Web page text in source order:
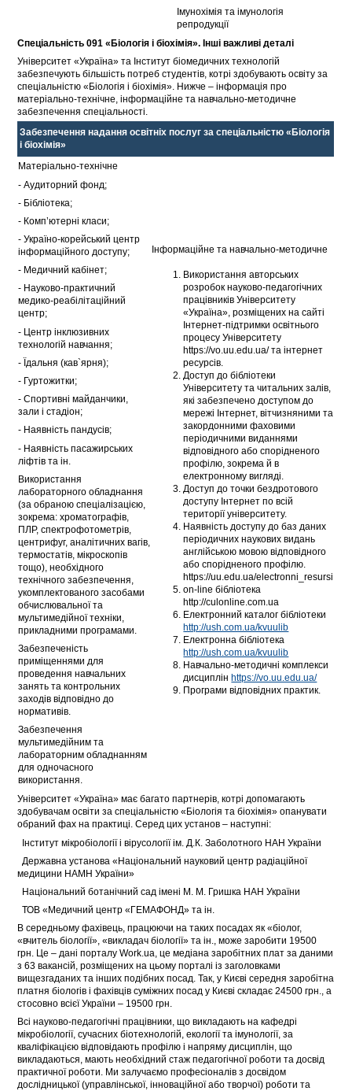
Імунохімія та імунологія
репродукції
Спеціальність 091 «Біологія і біохімія». Інші важливі деталі
Університет «Україна» та Інститут біомедичних технологій
забезпечують більшість потреб студентів, котрі здобувають освіту за
спеціальністю «Біологія і біохімія». Нижче – інформація про
матеріально-технічне, інформаційне та навчально-методичне
забезпечення спеціальності.
Забезпечення надання освітніх послуг за спеціальністю «Біологія
і біохімія»
Матеріально-технічне
- Аудиторний фонд;
- Бібліотека;
- Комп’ютерні класи;
- Україно-корейський центр
інформаційного доступу;
- Медичний кабінет;
- Науково-практичний
медико-реабілітаційний
центр;
- Центр інклюзивних
технологій навчання;
- Їдальня (кав`ярня);
- Гуртожитки;
- Спортивні майданчики,
зали і стадіон;
- Наявність пандусів;
- Наявність пасажирських
ліфтів та ін.
Використання
лабораторного обладнання
(за обраною спеціалізацією,
зокрема: хроматографів,
ПЛР, спектрофотометрів,
центрифуг, аналітичних вагів,
термостатів, мікроскопів
тощо), необхідного
технічного забезпечення,
укомплектованого засобами
обчислювальної та
мультимедійної техніки,
прикладними програмами.
Забезпеченість
приміщеннями для
проведення навчальних
занять та контрольних
заходів відповідно до
нормативів.
Забезпечення
мультимедійним та
лабораторним обладнанням
для одночасного
використання.
Інформаційне та навчально-методичне
Використання авторських
розробок науково-педагогічних
працівників Університету
«Україна», розміщених на сайті
Інтернет-підтримки освітнього
процесу Університету
https://vo.uu.edu.ua/ та інтернет
ресурсів.
Доступ до бібліотеки
Університету та читальних залів,
які забезпечено доступом до
мережі Інтернет, вітчизняними та
закордонними фаховими
періодичними виданнями
відповідного або спорідненого
профілю, зокрема й в
електронному вигляді.
Доступ до точки бездротового
доступу Інтернет по всій
території університету.
Наявність доступу до баз даних
періодичних наукових видань
англійською мовою відповідного
або спорідненого профілю.
https://uu.edu.ua/electronni_resursi
on-line бібліотека
http://culonline.com.ua
Електронний каталог бібліотеки
http://ush.com.ua/kvuulib
Електронна бібліотека
http://ush.com.ua/kvuulib
Навчально-методичні комплекси
дисциплін https://vo.uu.edu.ua/
Програми відповідних практик.
Університет «Україна» має багато партнерів, котрі допомагають
здобувачам освіти за спеціальністю «Біологія та біохімія» опанувати
обраний фах на практиці. Серед цих установ – наступні:
 Інститут мікробіології і вірусології ім. Д.К. Заболотного НАН України
 Державна установа «Національний науковий центр радіаційної
медицини НАМН України»
 Національний ботанічний сад імені М. М. Гришка НАН України
 ТОВ «Медичний центр «ГЕМАФОНД» та ін.
В середньому фахівець, працюючи на таких посадах як «біолог,
«вчитель біології», «викладач біології» та ін., може заробити 19500
грн. Це – дані порталу Work.ua, це медіана заробітних плат за даними
з 63 вакансій, розміщених на цьому порталі із заголовками
вищезгаданих та інших подібних посад. Так, у Києві середня заробітна
платня біологів і фахівців суміжних посад у Києві складає 24500 грн., а
стосовно всієї України – 19500 грн.
Всі науково-педагогічні працівники, що викладають на кафедрі
мікробіології, сучасних біотехнологій, екології та імунології, за
кваліфікацією відповідають профілю і напряму дисциплін, що
викладаються, мають необхідний стаж педагогічної роботи та досвід
практичної роботи. Ми залучаємо професіоналів з досвідом
дослідницької (управлінської, інноваційної або творчої) роботи та